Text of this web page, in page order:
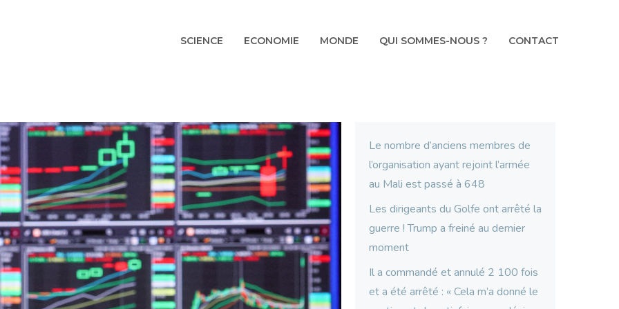
SCIENCE ECONOMIE MONDE QUI SOMMES-NOUS ? CONTACT
Le nombre d’anciens membres de
l’organisation ayant rejoint l’armée
au Mali est passé à 648
Les dirigeants du Golfe ont arrêté la
guerre ! Trump a freiné au dernier
moment
Il a commandé et annulé 2 100 fois
et a été arrêté : « Cela m’a donné le